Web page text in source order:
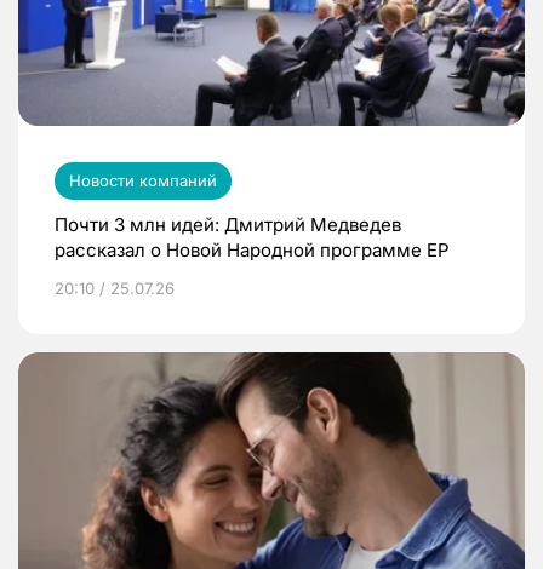
Новости компаний
Почти 3 млн идей: Дмитрий Медведев
рассказал о Новой Народной программе ЕР
20:10 / 25.07.26